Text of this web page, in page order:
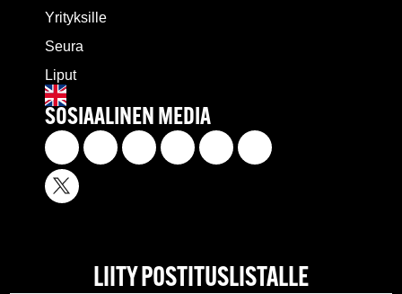
Yrityksille
Seura
Liput
SOSIAALINEN MEDIA
LIITY POSTITUSLISTALLE